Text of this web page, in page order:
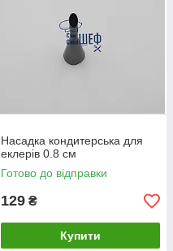
Насадка кондитерська для
еклерів 0.8 см
Готово до відправки
129 ₴
Купити